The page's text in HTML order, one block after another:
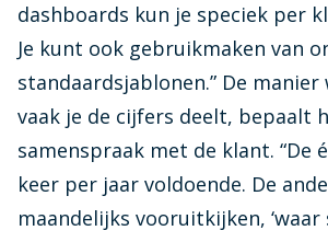
dashboards kun je speciek per
Je kunt ook gebruikmaken van
standaardsjablonen.” De manier
vaak je de cijfers deelt, bepaalt
samenspraak met de klant. “De
keer per jaar voldoende. De
maandelijks vooruitkijken,